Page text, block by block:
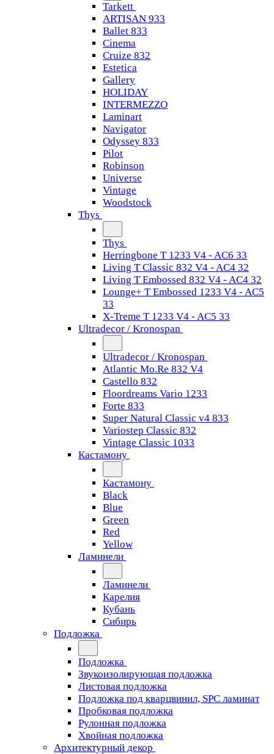
Tarkett
ARTISAN 933
Ballet 833
Cinema
Cruize 832
Estetica
Gallery
HOLIDAY
INTERMEZZO
Laminart
Navigator
Odyssey 833
Pilot
Robinson
Universe
Vintage
Woodstock
Thys
Thys
Herringbone T 1233 V4 - AC6 33
Living T Classic 832 V4 - AC4 32
Living T Embossed 832 V4 - AC4 32
Lounge+ T Embossed 1233 V4 - AC5
33
X-Treme T 1233 V4 - AC5 33
Ultradecor / Kronospan
Ultradecor / Kronospan
Atlantic Mo.Re 832 V4
Castello 832
Floordreams Vario 1233
Forte 833
Super Natural Classic v4 833
Variostep Classic 832
Vintage Classic 1033
Кастамону
Кастамону
Black
Blue
Green
Red
Yellow
Ламинели
Ламинели
Карелия
Кубань
Сибирь
Подложка
Подложка
Звукоизолирующая подложка
Листовая подложка
Подложка под кварцвинил, SPC ламинат
Пробковая подложка
Рулонная подложка
Хвойная подложка
Архитектурный декор